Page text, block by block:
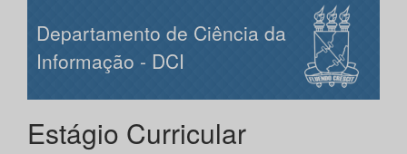
Departamento de Ciência da
Informação - DCI
Estágio Curricular